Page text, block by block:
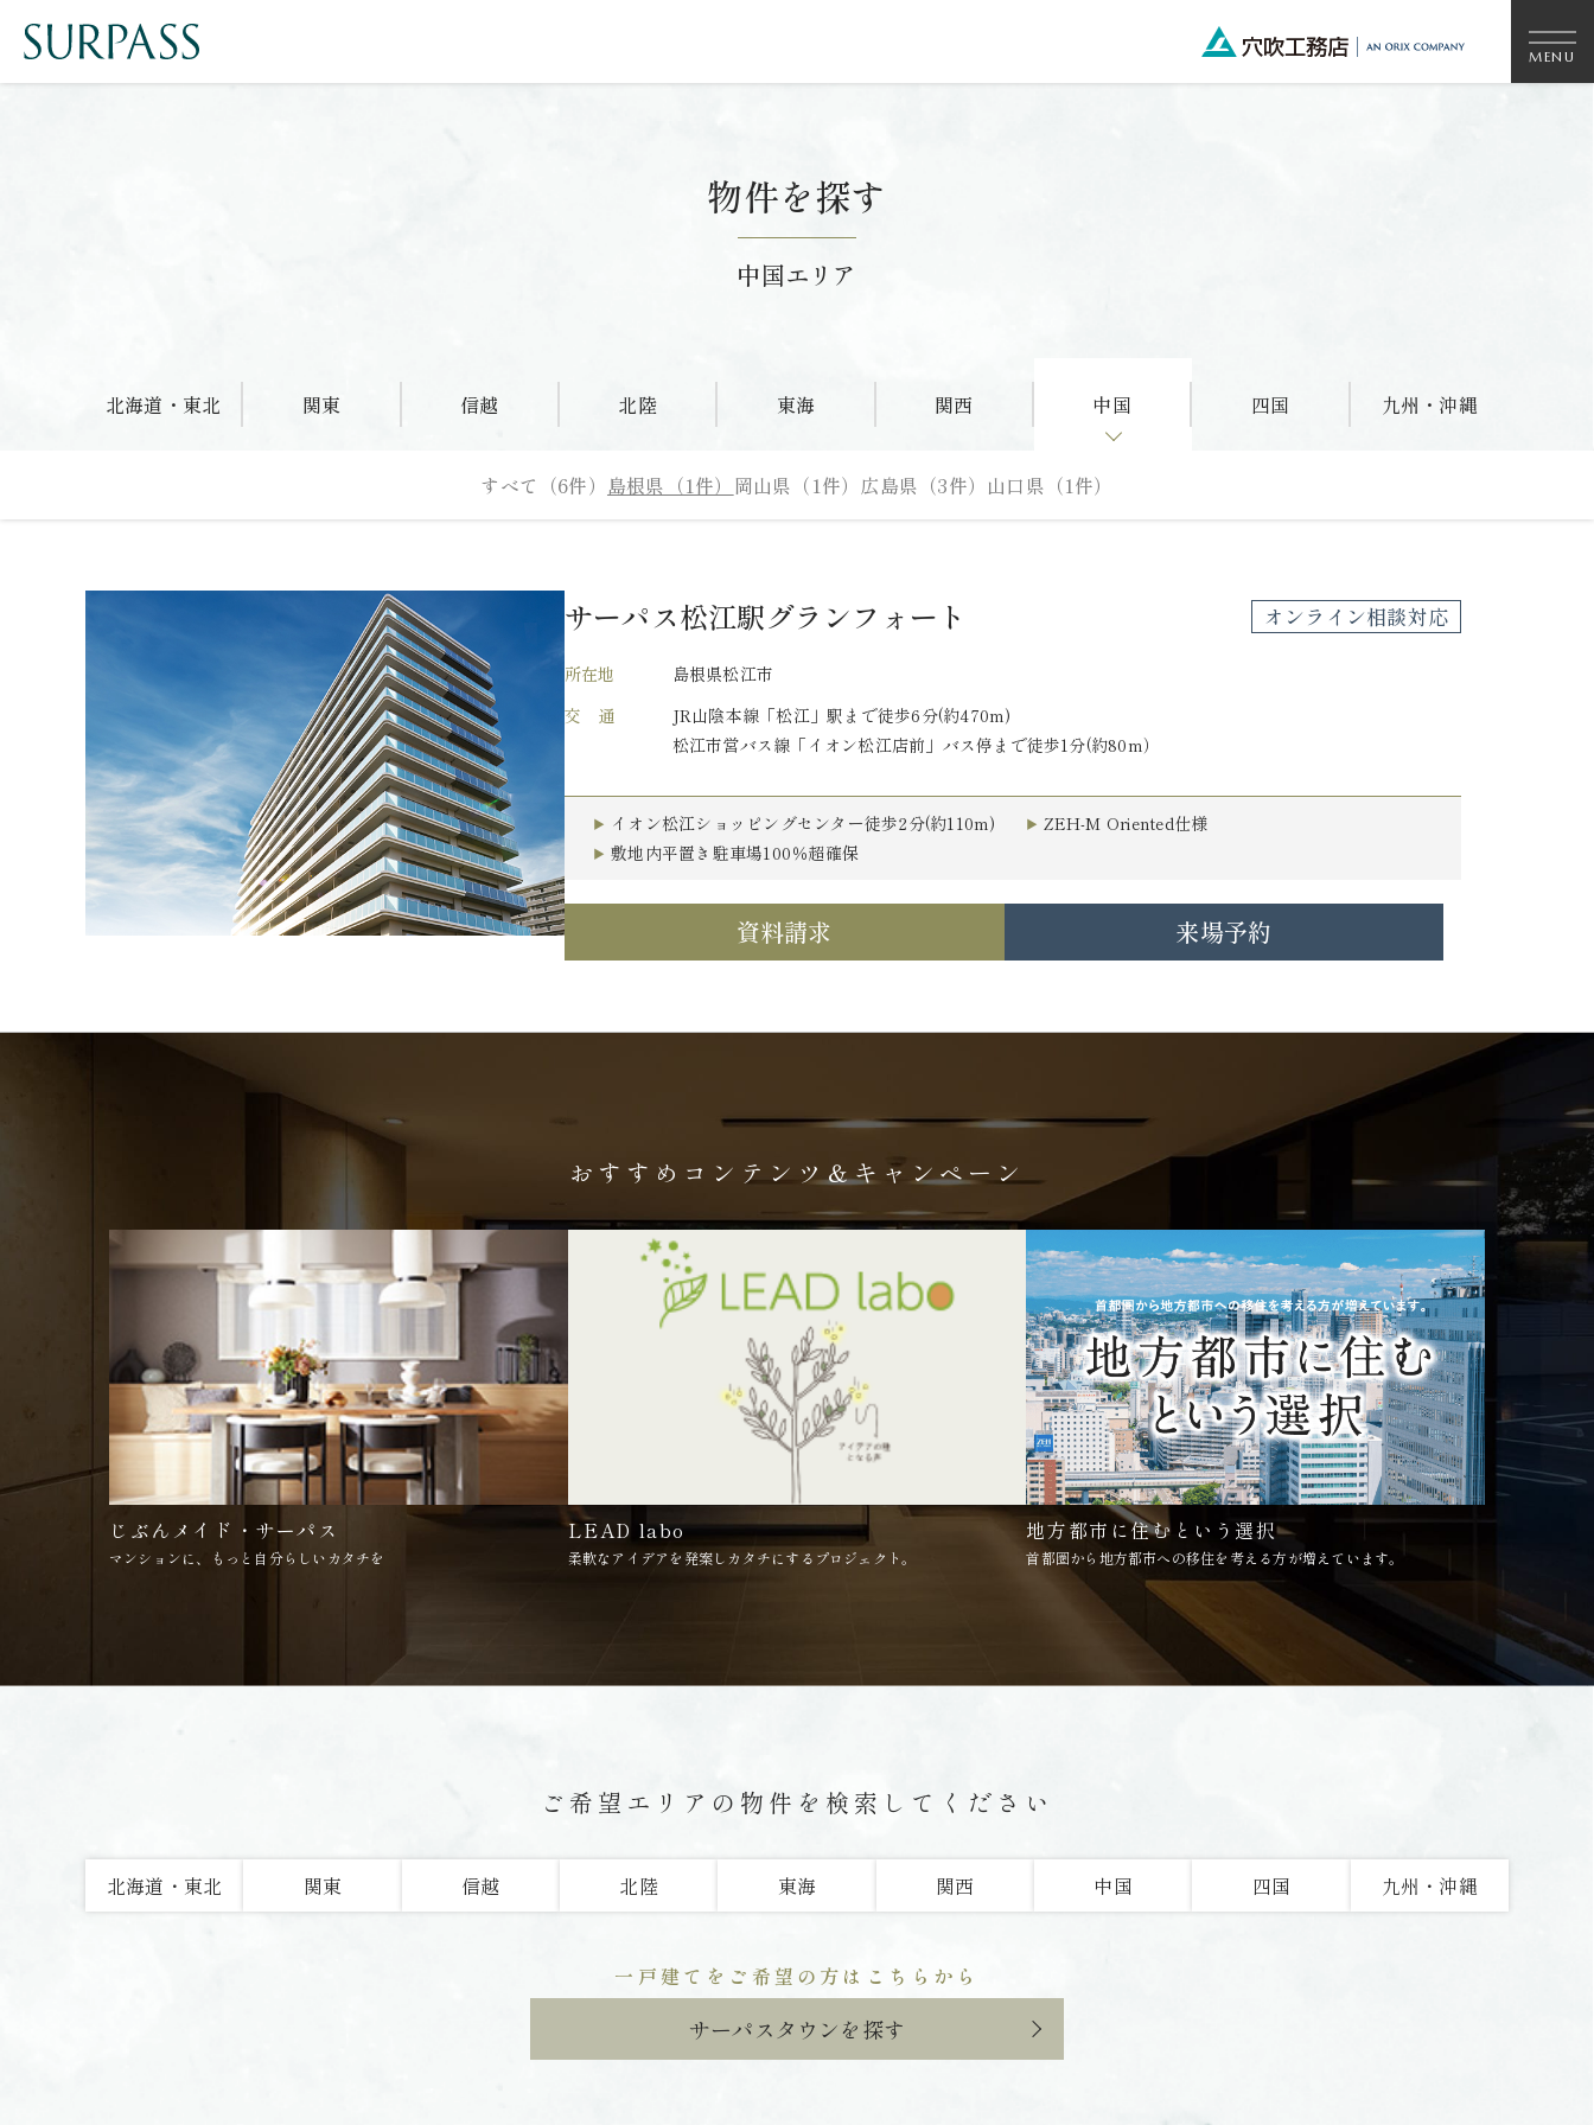
物件を探す
中国エリア
北海道・東北 関東 信越 北陸 東海 関西 中国 四国 九州・沖縄
すべて（6件） 島根県（1件） 岡山県（1件） 広島県（3件） 山口県（1件）
サーパス松江駅グランフォート オンライン相談対応
所在地
島根県松江市
交 通
JR山陰本線「松江」駅まで徒歩6分(約470m)
松江市営バス線「イオン松江店前」バス停まで徒歩1分(約80m）
イオン松江ショッピングセンター徒歩2分(約110m)
ZEH-M Oriented仕様
敷地内平置き駐車場100％超確保
資料請求 来場予約
おすすめコンテンツ＆キャンペーン
じぶんメイド・サーパス
マンションに、もっと自分らしいカタチを
LEAD labo
柔軟なアイデアを発案しカタチにするプロジェクト。
地方都市に住むという選択
首都圏から地方都市への移住を考える方が増えています。
ご希望エリアの物件を検索してください
北海道・東北 関東 信越 北陸 東海 関西 中国 四国 九州・沖縄
一戸建てをご希望の方はこちらから
サーパスタウンを探す